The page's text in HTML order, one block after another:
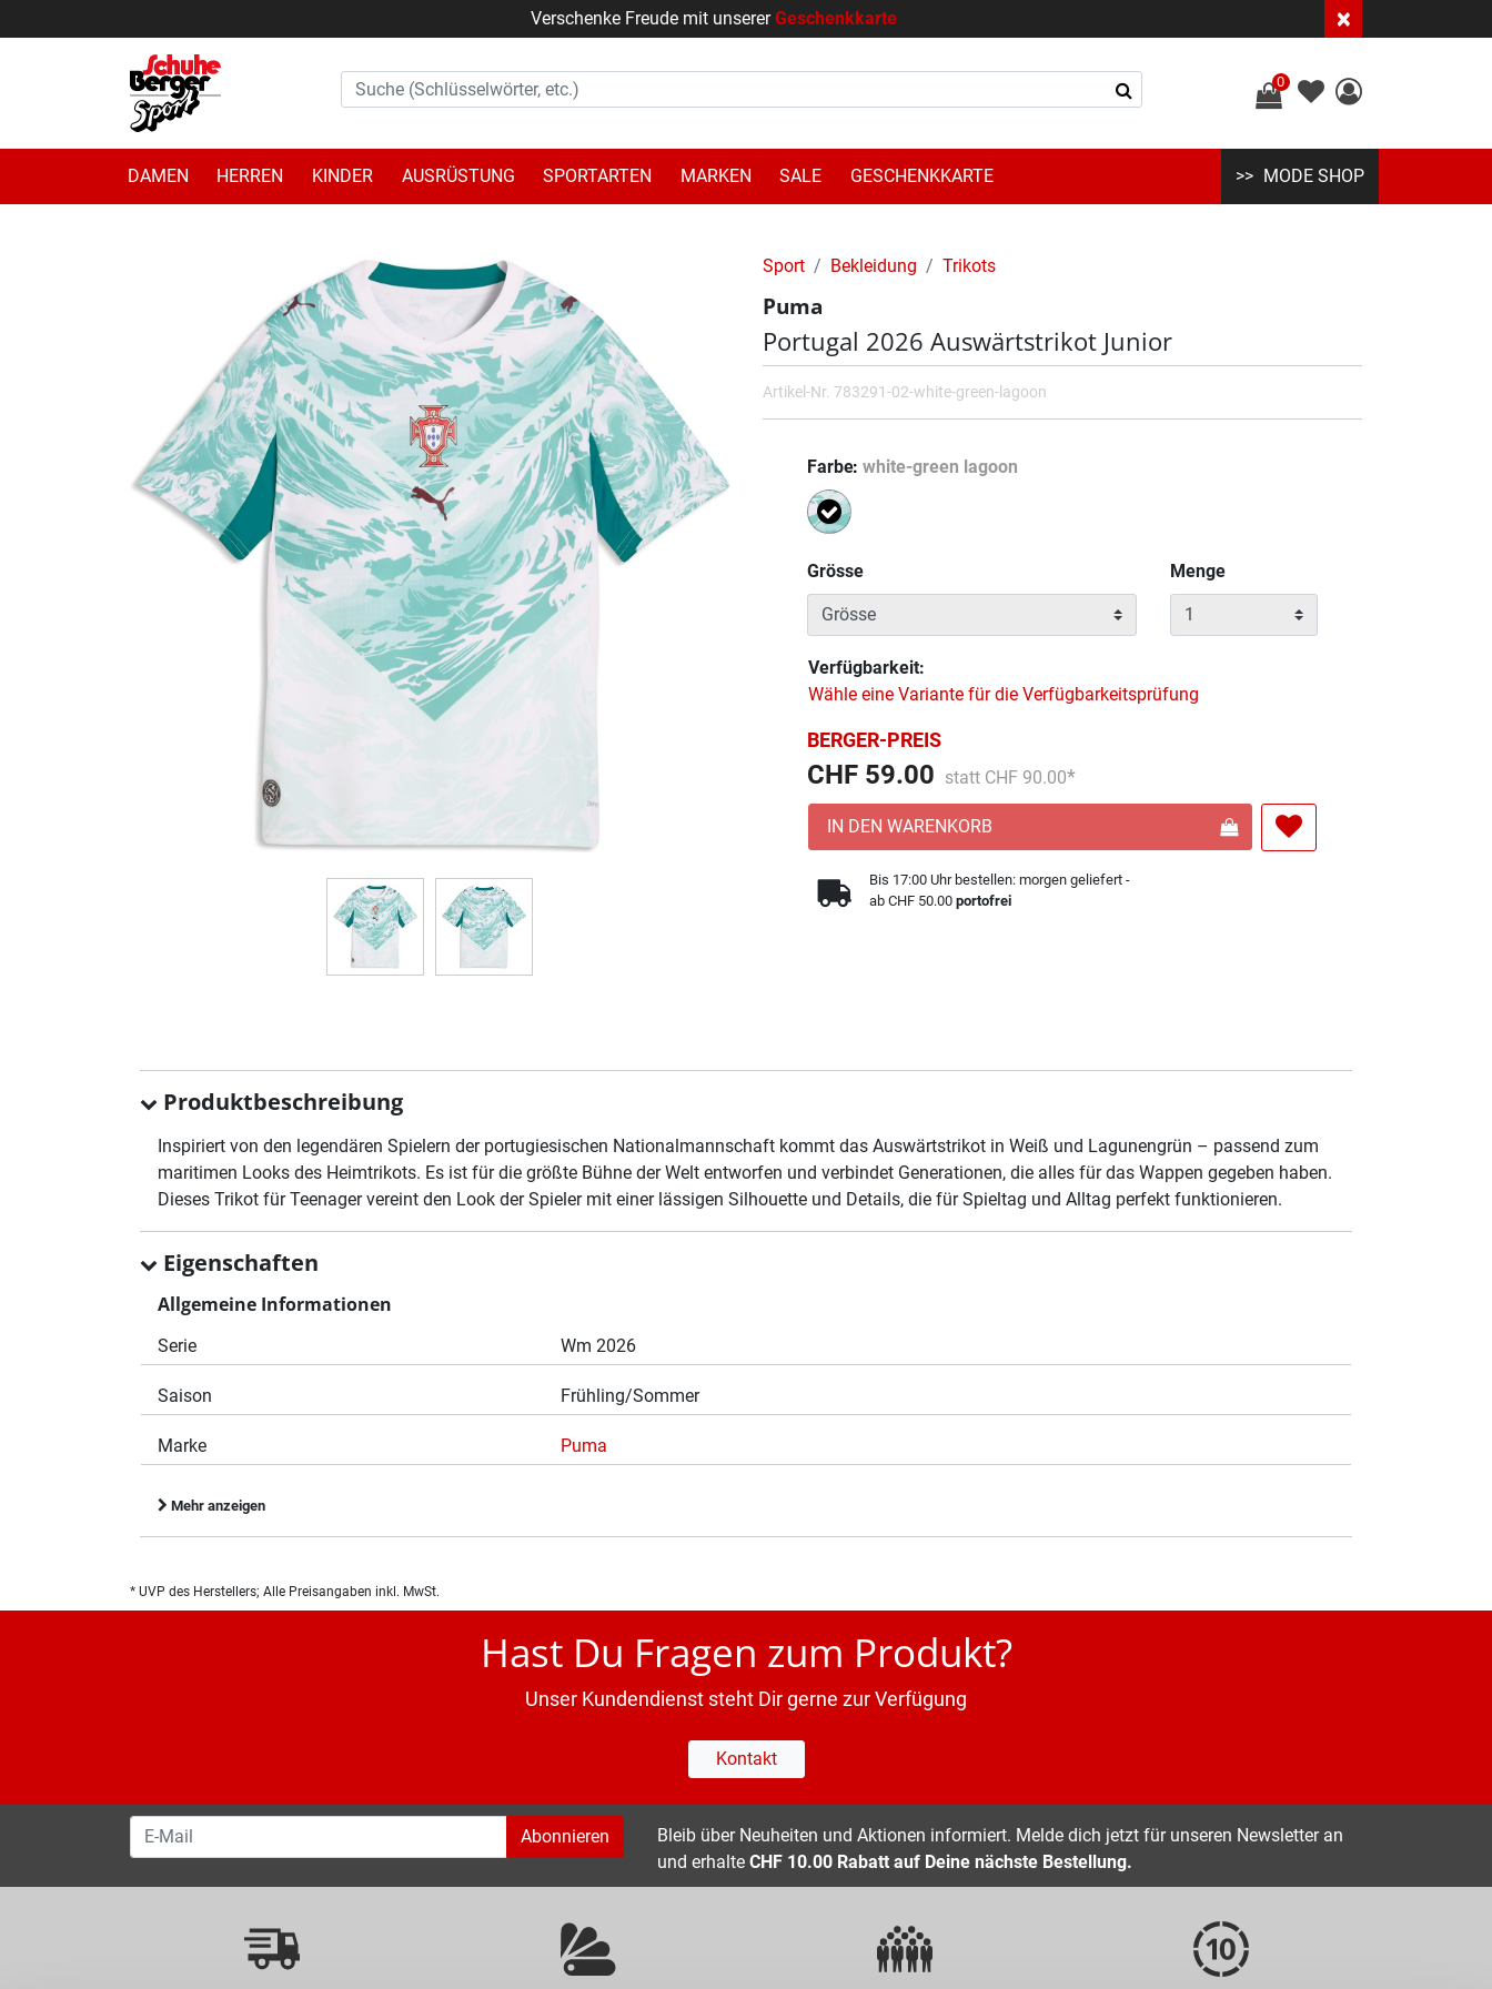
Verschenke Freude mit unsererGeschenkkarte ×
0
DAMEN HERREN KINDER AUSRÜSTUNG SPORTARTEN MARKEN SALE GESCHENKKARTE MODE SHOP
Sport Bekleidung Trikots
Puma
Portugal 2026 Auswärtstrikot Junior
Artikel-Nr. 783291-02-white-green-lagoon
Farbe white-green lagoon
Grösse
Menge
Verfügbarkeit:
Wähle eine Variante für die Verfügbarkeitsprüfung
BERGER-PREIS
CHF 59.00 Preis reduziert von
statt CHF 90.00
An
IN DEN WARENKORB
Bis 17:00 Uhr bestellen: morgen geliefert -
ab CHF 50.00portofrei
Produktbeschreibung
Inspiriert von den legendären Spielern der portugiesischen Nationalmannschaft kommt das Auswärtstrikot in Weiß und Lagunengrün – passend zum
maritimen Looks des Heimtrikots. Es ist für die größte Bühne der Welt entworfen und verbindet Generationen, die alles für das Wappen gegeben haben.
Dieses Trikot für Teenager vereint den Look der Spieler mit einer lässigen Silhouette und Details, die für Spieltag und Alltag perfekt funktionieren.
Eigenschaften
Allgemeine Informationen
Serie Wm 2026
Saison Frühling/Sommer
Marke Puma
Mehr anzeigen
* UVP des Herstellers; Alle Preisangaben inkl. MwSt.
Hast Du Fragen zum Produkt?
Unser Kundendienst steht Dir gerne zur Verfügung
Kontakt
Abonnieren
Bleib über Neuheiten und Aktionen informiert. Melde dich jetzt für unseren Newsletter an
und erhalte CHF 10.00 Rabatt auf Deine nächste Bestellung.